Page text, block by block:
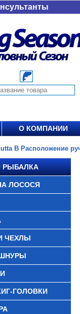
О КОМПАНИИ
B Расположение
РЫБАЛКА
ЛОСОСЯ
ЧЕХЛЫ
ГОЛОВКИ